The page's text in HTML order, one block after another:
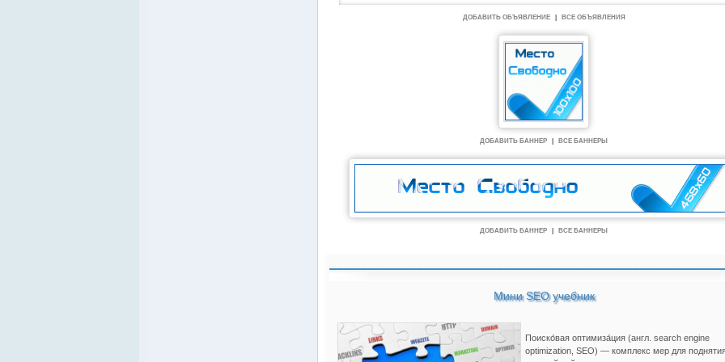
ДОБАВИТЬ ОБЪЯВЛЕНИЕ ВСЕ ОБЪЯВЛЕНИЯ
ДОБАВИТЬ БАННЕР ВСЕ БАННЕРЫ
ДОБАВИТЬ БАННЕР ВСЕ БАННЕРЫ
Мини SEO учебник
Поиско́вая оптимиза́ция (англ. search engine
optimization, SEO) — комплекс мер для